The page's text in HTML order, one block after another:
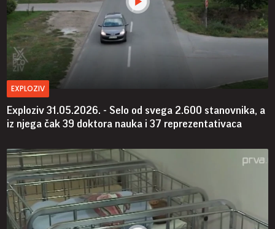
EXPLOZIV
Exploziv 31.05.2026. - Selo od svega 2.600 stanovnika, a
iz njega čak 39 doktora nauka i 37 reprezentativaca